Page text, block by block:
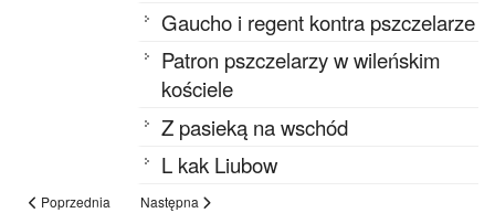
Gaucho i regent kontra pszczelarze
Patron pszczelarzy w wileńskim
kościele
Z pasieką na wschód
L kak Liubow
Poprzednia Następna